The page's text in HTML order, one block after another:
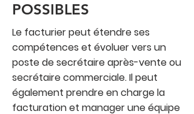
POSSIBLES
Le facturier peut étendre ses
compétences et évoluer vers un
poste de secrétaire après-vente ou
secrétaire commerciale. Il peut
également prendre en charge la
facturation et manager une équipe